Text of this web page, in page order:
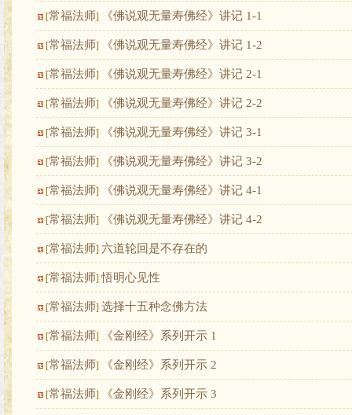
[常福法师] 《佛说观无量寿佛经》讲记 1-1
[常福法师] 《佛说观无量寿佛经》讲记 1-2
[常福法师] 《佛说观无量寿佛经》讲记 2-1
[常福法师] 《佛说观无量寿佛经》讲记 2-2
[常福法师] 《佛说观无量寿佛经》讲记 3-1
[常福法师] 《佛说观无量寿佛经》讲记 3-2
[常福法师] 《佛说观无量寿佛经》讲记 4-1
[常福法师] 《佛说观无量寿佛经》讲记 4-2
[常福法师] 六道轮回是不存在的
[常福法师]悟明心见性
[常福法师] 选择十五种念佛方法
[常福法师] 《金刚经》系列开示 1
[常福法师] 《金刚经》系列开示 2
[常福法师] 《金刚经》系列开示 3